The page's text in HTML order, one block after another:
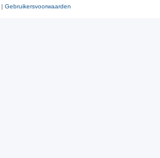
| Gebruikersvoorwaarden